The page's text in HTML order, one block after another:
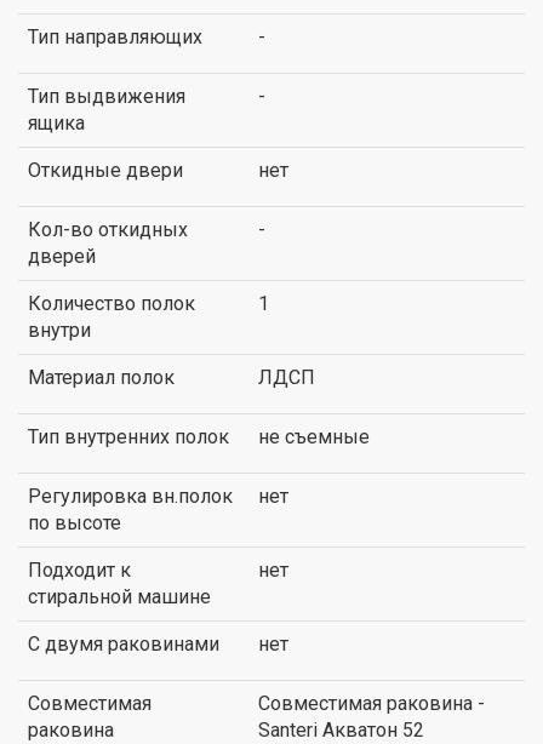
Тип направляющих -
Тип выдвижения
ящика
-
Откидные двери нет
Кол-во откидных
дверей
-
Количество полок
внутри
1
Материал полок ЛДСП
Тип внутренних полок не съемные
Регулировка вн.полок
по высоте
нет
Подходит к
стиральной машине
нет
С двумя раковинами нет
Совместимая
раковина
Совместимая раковина -
Santeri Акватон 52